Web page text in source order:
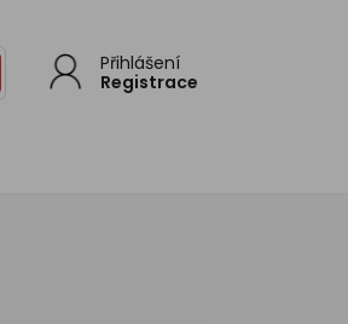
Přihlášení
Registrace